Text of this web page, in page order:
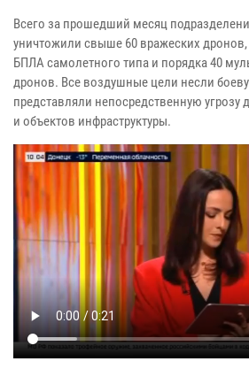
Всего за прошедший месяц
уничтожили свыше 60 вражеских дронов,
БПЛА самолетного типа и порядка 40
дронов. Все воздушные цели несли
представляли непосредственную угрозу
и объектов инфраструктуры.